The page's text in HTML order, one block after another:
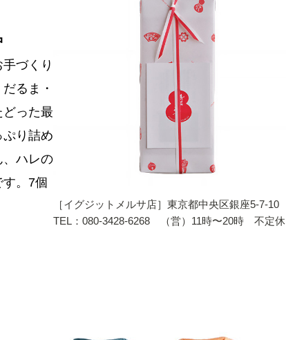
づくり
るま・
った最
り詰め
、ハレの
。7個
［イグジットメルサ店］東京都中央区銀座5-7-10
TEL：080-3428-6268 （営）11時〜20時 不定休